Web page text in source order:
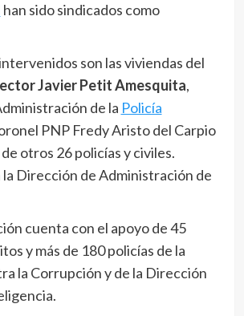
han sido sindicados como
son las viviendas del
Javier Petit Amesquita,
de la Policía
PNP Fredy Aristo del Carpio
otros 26 policías y civiles.
Dirección de Administración de
cuenta con el apoyo de 45
y más de 180 policías de la
la Corrupción y de la Dirección